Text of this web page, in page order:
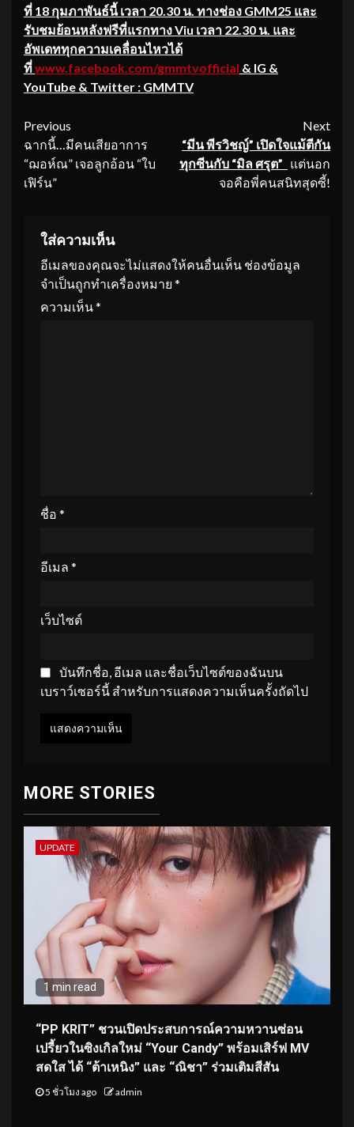
ที่ 18 กุมภาพันธ์นี้ เวลา 20.30 น. ทางช่อง GMM25 และ
รับชมย้อนหลังฟรีที่แรกทาง Viu เวลา 22.30 น. และ
อัพเดททุกความเคลื่อนไหวได้
ที่www.facebook.com/gmmtvofficial & IG &
YouTube & Twitter : GMMTV
Continue
Reading
Previous
ฉากนี้…มีคนเสียอาการ
“ฌอห์ณ” เจอลูกอ้อน “ใบ
เฟิร์น”
Next
“มีน พีรวิชญ์” เปิดใจแม้ตีกัน
ทุกซีนกับ “มิล ศรุต” แต่นอก
จอคือพี่คนสนิทสุดซี้!
ใส่ความเห็น
อีเมลของคุณจะไม่แสดงให้คนอื่นเห็น ช่องข้อมูล
จำเป็นถูกทำเครื่องหมาย *
ความเห็น*
ชื่อ *
อีเมล *
เว็บไซต์
บันทึกชื่อ, อีเมล และชื่อเว็บไซต์ของฉันบน
เบราว์เซอร์นี้ สำหรับการแสดงความเห็นครั้งถัดไป
MORE STORIES
UPDATE
1 min read
“PP KRIT” ชวนเปิดประสบการณ์ความหวานซ่อน
เปรี้ยวในซิงเกิลใหม่ “Your Candy” พร้อมเสิร์ฟ MV
สดใส ได้ “ต้าเหนิง” และ “ณิชา” ร่วมเติมสีสัน
5 ชั่วโมง ago admin